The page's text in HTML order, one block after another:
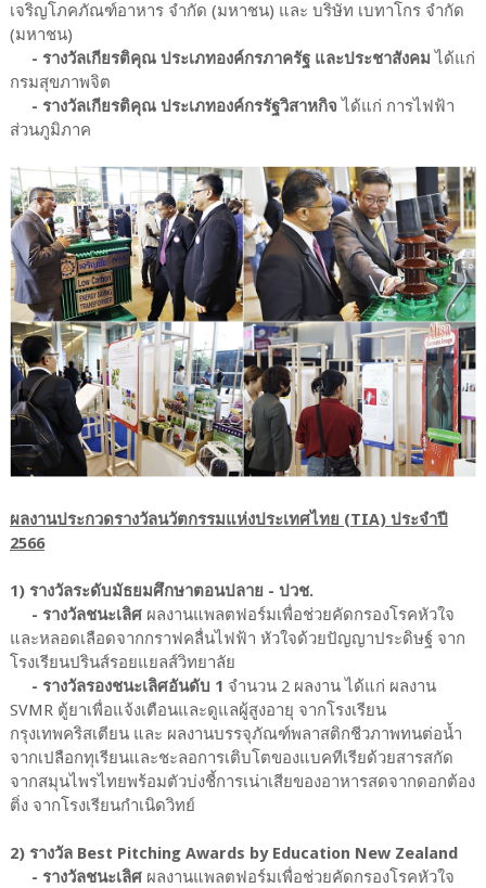
เจริญโภคภัณฑ์อาหาร จำกัด (มหาชน) และ บริษัท เบทาโกร จำกัด
(มหาชน)
- รางวัลเกียรติคุณ ประเภทองค์กรภาครัฐ และประชาสังคม ได้แก่
กรมสุขภาพจิต
- รางวัลเกียรติคุณ ประเภทองค์กรรัฐวิสาหกิจ ได้แก่ การไฟฟ้า
ส่วนภูมิภาค
ผลงานประกวดรางวัลนวัตกรรมแห่งประเทศไทย (TIA) ประจำปี
2566
1) รางวัลระดับมัธยมศึกษาตอนปลาย - ปวช.
- รางวัลชนะเลิศผลงานแพลตฟอร์มเพื่อช่วยคัดกรองโรคหัวใจ
และหลอดเลือดจากกราฟคลื่นไฟฟ้า หัวใจด้วยปัญญาประดิษฐ์ จาก
โรงเรียนปรินส์รอยแยลส์วิทยาลัย
- รางวัลรองชนะเลิศอันดับ 1 จำนวน 2 ผลงาน ได้แก่ ผลงาน
SVMR ตู้ยาเพื่อแจ้งเตือนและดูแลผู้สูงอายุ จากโรงเรียน
กรุงเทพคริสเตียน และ ผลงานบรรจุภัณฑ์พลาสติกชีวภาพทนต่อน้ำ
จากเปลือกทุเรียนและชะลอการเติบโตของแบคทีเรียด้วยสารสกัด
จากสมุนไพรไทยพร้อมตัวบ่งชี้การเน่าเสียของอาหารสดจากดอกต้อง
ติ่ง จากโรงเรียนกำเนิดวิทย์
2) รางวัล Best Pitching Awards by Education New Zealand
- รางวัลชนะเลิศผลงานแพลตฟอร์มเพื่อช่วยคัดกรองโรคหัวใจ